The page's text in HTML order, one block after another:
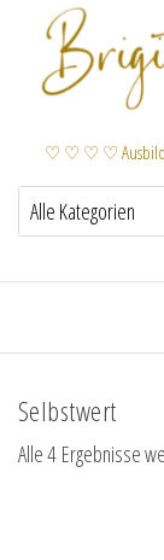
♡ ♡ ♡ ♡
Selbstwert
Alle 4 Ergebnisse